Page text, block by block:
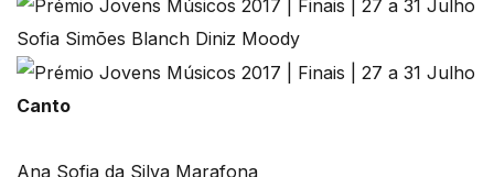
Sofia Simões Blanch Diniz Moody
Canto
Ana Sofia da Silva Marafona